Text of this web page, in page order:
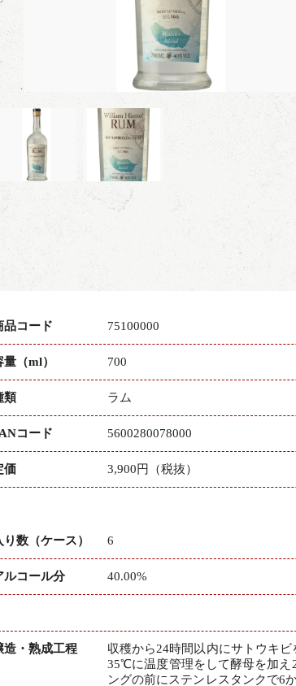
品コード 75100000
量（ml） 700
類 ラム
コード 5600280078000
価 3,900円（税抜）
り数（ケース） 6
ルコール分 40.00%
造・熟成工程
収穫から24時間以内にサトウキ
35℃に温度管理をして酵母を加え
ングの前にステンレスタンクで6